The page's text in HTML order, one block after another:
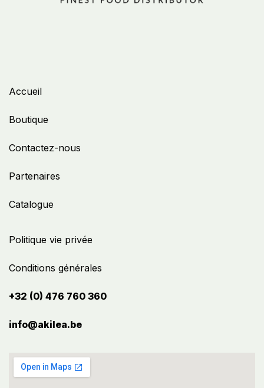
Politique vie privée
Conditions générales
+32 (0) 476 760 360
info@akilea.be​
Accueil
Boutique
Contactez-nous
Partenaires
Catalogue